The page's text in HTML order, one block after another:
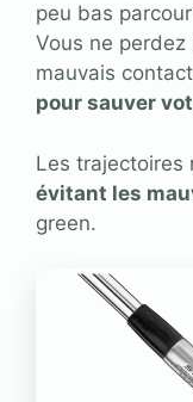
peu bas
Vous ne
mauvais
pour sauver
Les trajectoires
évitant les
green.